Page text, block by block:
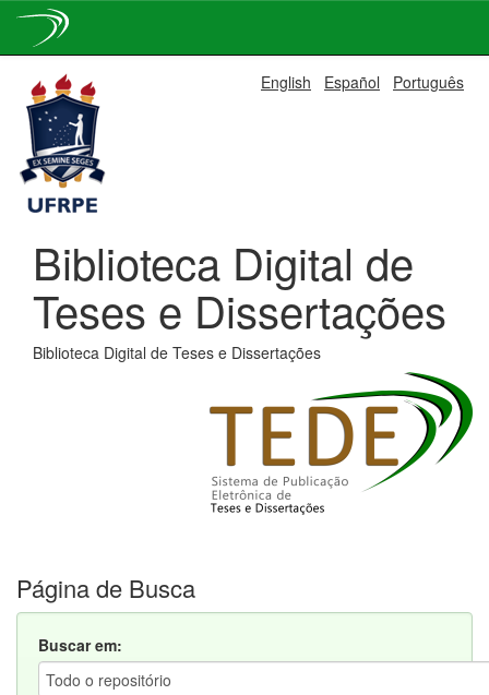
navigation
English Español Português
Biblioteca Digital de
Teses e Dissertações
Biblioteca Digital de Teses e Dissertações
Página de Busca
Buscar em: